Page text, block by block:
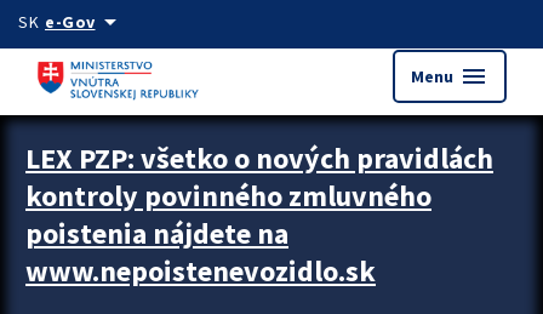
Preskocit na hlavný obsah
SK e-Govarrow_drop_down
Menu menu
Zastavit automatický posun upútavok
LEX PZP: všetko o nových pravidlách
kontroly povinného zmluvného
poistenia nájdete na
www.nepoistenevozidlo.sk